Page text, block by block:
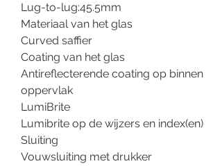
Lug-to-lug:45.5mm
Materiaal van het glas
Curved saffier
Coating van het glas
Antireflecterende coating op binnen
oppervlak
LumiBrite
Lumibrite op de wijzers en index(en)
Sluiting
Vouwsluiting met drukker